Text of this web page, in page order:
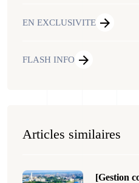
EN EXCLUSIVITE
FLASH INFO
Articles similaires
[Gestion